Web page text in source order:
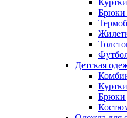
Брюки
Детская
Брюки